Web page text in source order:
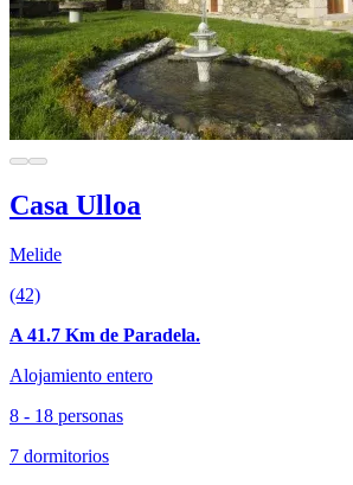
Casa Ulloa
Melide
(42)
A 41.7 Km de Paradela.
Alojamiento entero
8 - 18 personas
7 dormitorios